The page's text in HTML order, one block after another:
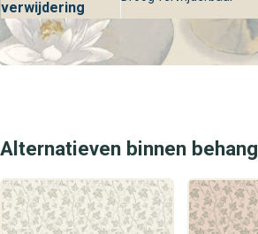
verwijdering
Alternatieven binnen behang